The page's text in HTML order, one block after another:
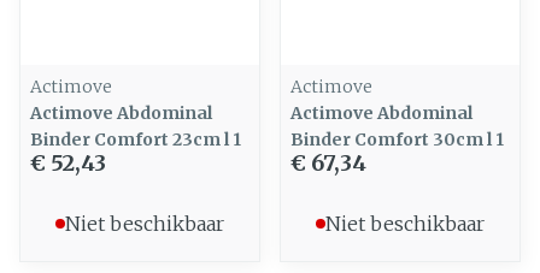
Actimove
Actimove Abdominal
Binder Comfort 23cm l 1
€ 52,43
Niet beschikbaar
Actimove
Actimove Abdominal
Binder Comfort 30cm l 1
€ 67,34
Niet beschikbaar